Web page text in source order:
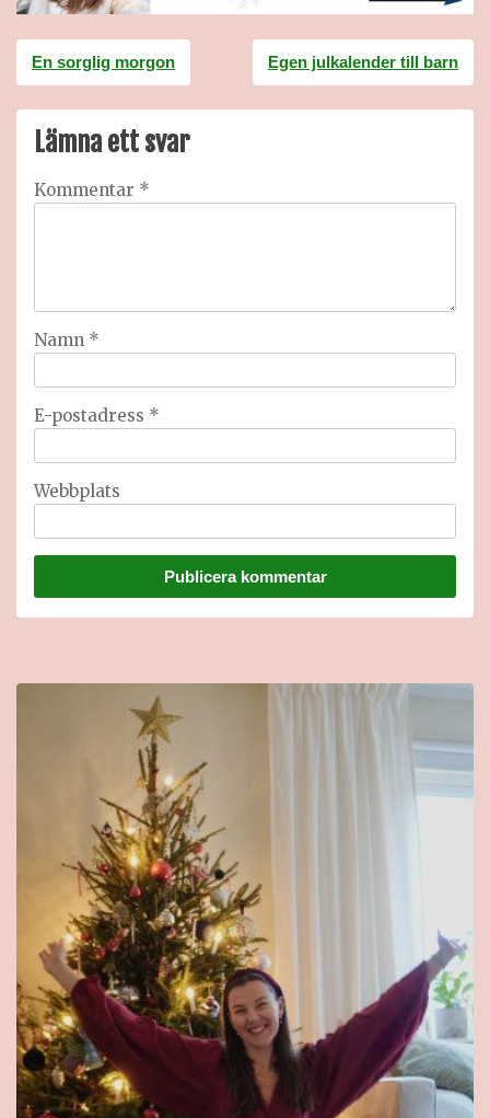
Inläggsnavigering
En sorglig morgon Egen julkalender till barn
Lämna ett svar
Kommentar *
Namn *
E-postadress *
Webbplats